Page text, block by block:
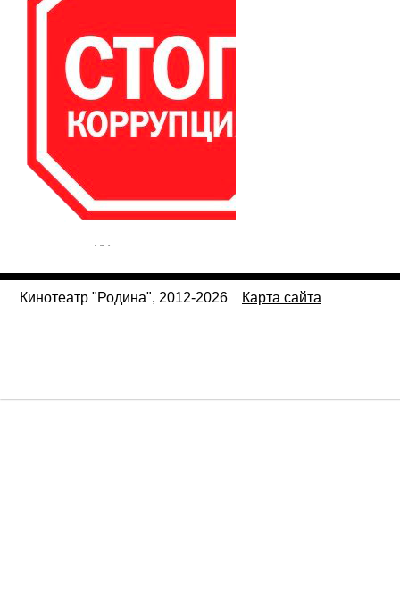
Кинотеатр "Родина", 2012-2026 Карта сайта